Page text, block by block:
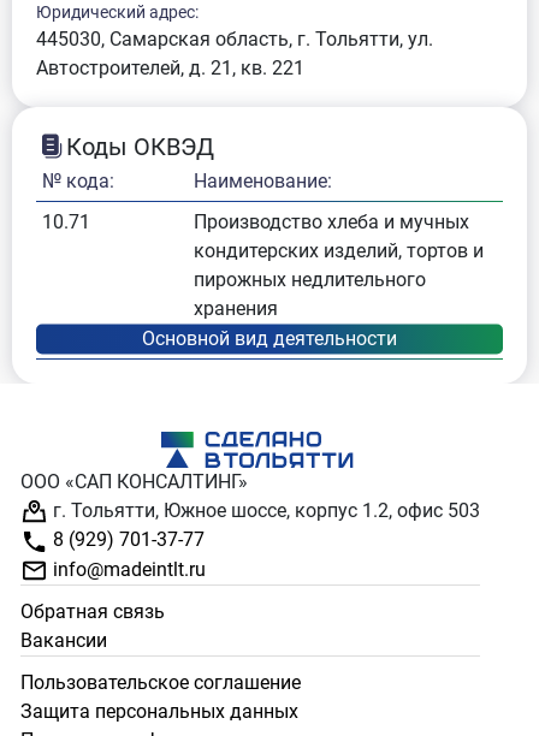
Юридический адрес:
445030, Самарская область, г. Тольятти, ул.
Автостроителей, д. 21, кв. 221
Коды ОКВЭД
№ кода:
Наименование:
10.71
Производство хлеба и мучных
кондитерских изделий, тортов и
пирожных недлительного
хранения
ООО «САП КОНСАЛТИНГ»
г. Тольятти, Южное шоссе, корпус 1.2, офис 503
8 (929) 701-37-77
info@madeintlt.ru
Обратная связь
Вакансии
Пользовательское соглашение
Защита персональных данных